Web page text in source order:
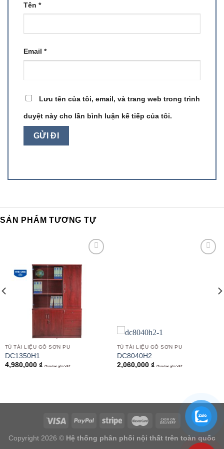
Tên *
Email *
Lưu tên của tôi, email, và trang web trong trình
duyệt này cho lần bình luận kế tiếp của tôi.
SẢN PHẨM TƯƠNG TỰ
TỦ TÀI LIỆU GỖ SƠN PU
DC1350H1
4,980,000 ₫ Chưa bao gồm VAT
TỦ TÀI LIỆU GỖ SƠN PU
DC8040H2
2,060,000 ₫ Chưa bao gồm VAT
Copyright 2026 © Hệ thống phân phối nội thất trên toàn quốc